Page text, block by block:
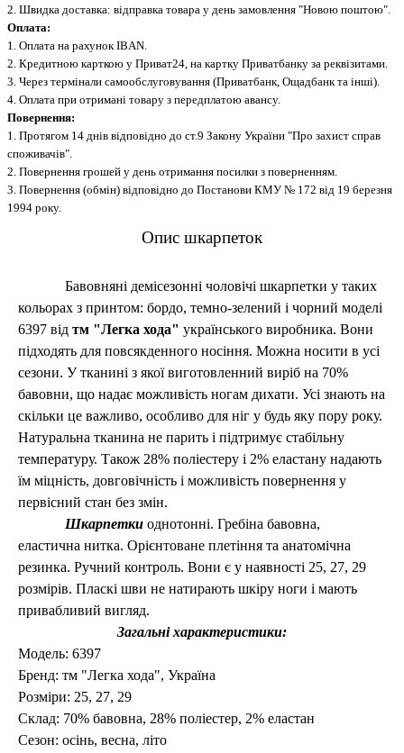
2. Швидка доставка: відправка товара у день замовлення "Новою поштою".
Оплата:
1. Оплата на рахунок IBAN.
2. Кредитною карткою у Приват24, на картку Приватбанку за реквізитами.
3. Через термінали самообслуговування (Приватбанк, Ощадбанк та інші).
4. Оплата при отримані товару з передплатою авансу.
Повернення:
1. Протягом 14 днів відповідно до ст.9 Закону України "Про захист справ
споживачів".
2. Повернення грошей у день отримання посилки з поверненням.
3. Повернення (обмін) відповідно до Постанови КМУ № 172 від 19 березня
1994 року.
Опис шкарпеток
Бавовняні демісезонні чоловічі шкарпетки у таких
кольорах з принтом: бордо, темно-зелений і чорний моделі
6397 від тм "Легка хода" українського виробника. Вони
підходять для повсякденного носіння. Можна носити в усі
сезони. У тканині з якої виготовленний виріб на 70%
бавовни, що надає можливість ногам дихати. Усі знають на
скільки це важливо, особливо для ніг у будь яку пору року.
Натуральна тканина не парить і підтримує стабільну
температуру. Також 28% поліестеру і 2% еластану надають
їм міцність, довговічність і можливість повернення у
первісний стан без змін.
Шкарпетки однотонні. Гребіна бавовна,
еластична нитка. Орієнтоване плетіння та анатомічна
резинка. Ручний контроль. Вони є у наявності 25, 27, 29
розмірів. Пласкі шви не натирають шкіру ноги і мають
привабливий вигляд.
Загальні характеристики:
Модель: 6397
Бренд: тм "Легка хода", Україна
Розміри: 25, 27, 29
Склад: 70% бавовна, 28% поліестер, 2% еластан
Сезон: осінь, весна, літо